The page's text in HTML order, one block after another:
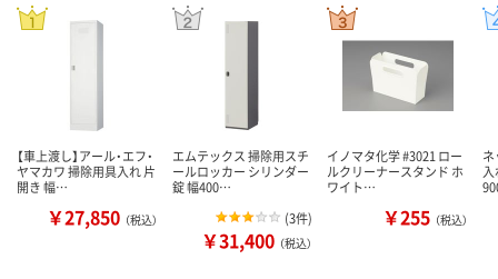
【車上渡し】アール・エフ・
ヤマカワ 掃除用具入れ 片
開き 幅…
￥27,850 （税込）
エムテックス 掃除用スチ
ールロッカー シリンダー
錠 幅400…
(3件)
￥31,400 （税込）
イノマタ化学 #3021 ロー
ルクリーナースタンド ホ
ワイト…
￥255 （税込）